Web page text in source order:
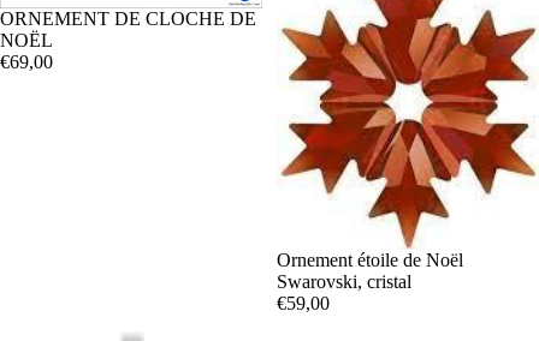
ORNEMENT DE CLOCHE DE
NOËL
€69,00
Ornement étoile de Noël
Swarovski, cristal
€59,00